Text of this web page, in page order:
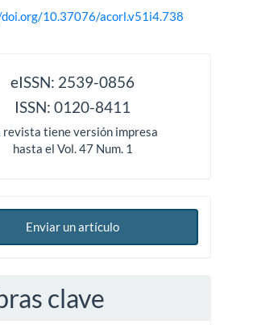
10.37076/acorl.v51i4.738
eISSN: 2539-0856
ISSN: 0120-8411
revista tiene versión impresa
hasta el Vol. 47 Num. 1
Enviar un artículo
clave